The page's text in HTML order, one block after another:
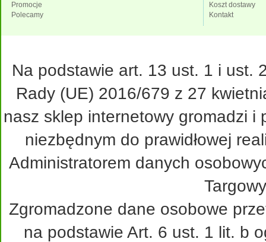
Promocje
Polecamy
Koszt dostawy
Kontakt
Na podstawie art. 13 ust. 1 i ust.
Rady (UE) 2016/679 z 27
nasz sklep internetowy gromadzi
niezbędnym do prawidłowej
Administratorem danych
Zgromadzone dane osobowe
na podstawie Art. 6 ust. 1 lit. b